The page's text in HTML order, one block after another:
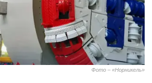
Фото – «Норникель»